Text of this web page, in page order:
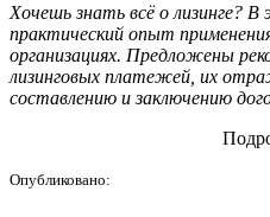
Хочешь знать всё о лизинге? В
практический опыт
организациях. Предложены
лизинговых платежей, их
составлению и заключению
Опубликовано: